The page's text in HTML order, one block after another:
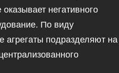
негативного
По виду
агрегаты подразделяют на